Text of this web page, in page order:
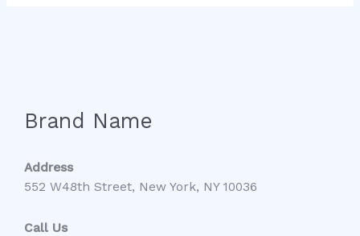
Brand Name
Address
552 W48th Street, New York, NY 10036
Call Us